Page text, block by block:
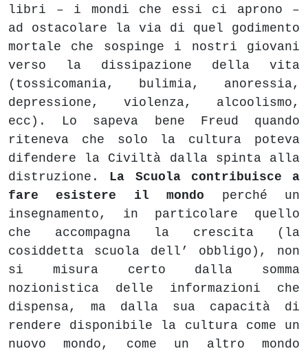
libri – i mondi che essi ci aprono –
ad ostacolare la via di quel godimento
mortale che sospinge i nostri giovani
verso la dissipazione della vita
(tossicomania, bulimia, anoressia,
depressione, violenza, alcoolismo,
ecc). Lo sapeva bene Freud quando
riteneva che solo la cultura poteva
difendere la Civiltà dalla spinta alla
distruzione. La Scuola contribuisce a
fare esistere il mondo perché un
insegnamento, in particolare quello
che accompagna la crescita (la
cosiddetta scuola dell’ obbligo), non
si misura certo dalla somma
nozionistica delle informazioni che
dispensa, ma dalla sua capacità di
rendere disponibile la cultura come un
nuovo mondo, come un altro mondo